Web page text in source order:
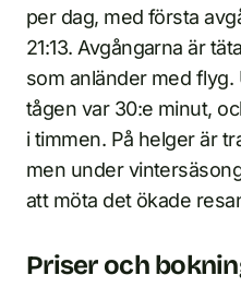
per dag, med första
21:13. Avgångarna är
som anländer med
tågen var 30:e minut,
i timmen. På helger är
men under
att möta det ökade
Priser och